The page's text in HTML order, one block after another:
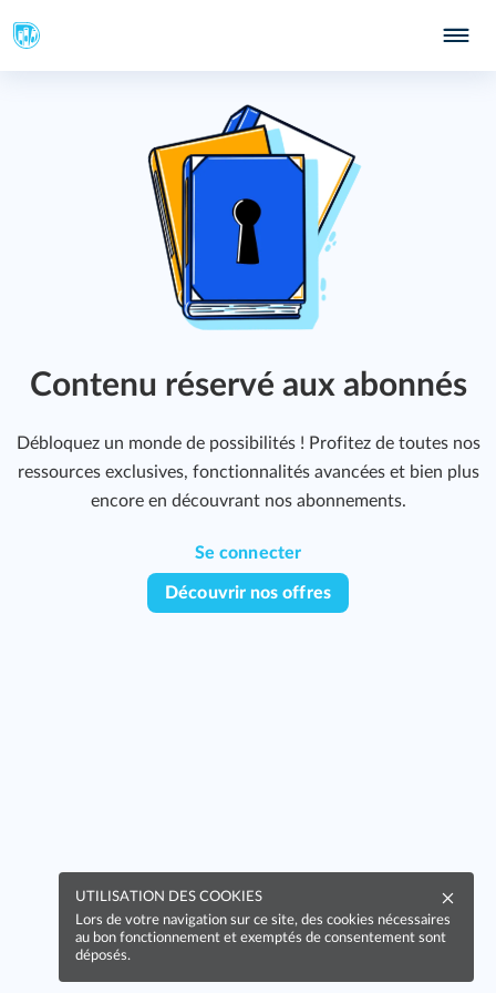
Contenu réservé aux abonnés
Débloquez un monde de possibilités ! Profitez de toutes nos
ressources exclusives, fonctionnalités avancées et bien plus
encore en découvrant nos abonnements.
Se connecter
Découvrir nos offres
UTILISATION DES COOKIES
Lors de votre navigation sur ce site, des cookies nécessaires
au bon fonctionnement et exemptés de consentement sont
déposés.